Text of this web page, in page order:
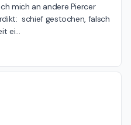
mich an andere Piercer
schief gestochen, falsch
ei